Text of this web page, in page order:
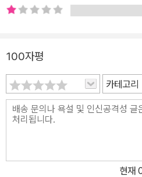
100자평
카테고리
현재